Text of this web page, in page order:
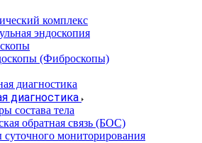
комплекс
эндоскопия
(Фиброcкопы)
диагностика
состава тела
обратная связь (БОС)
мониторирования